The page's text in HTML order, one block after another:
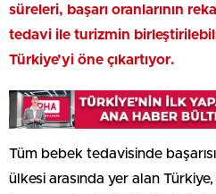
süreleri, başarı oranlarının
tedavi ile turizmin
Türkiye’yi öne çıkartıyor.
Tüm bebek tedavisinde başarısı
ülkesi arasında yer alan